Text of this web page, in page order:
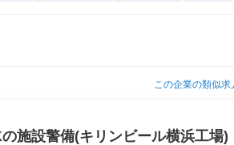
この企業の類似求
施設警備(キリンビール横浜工場)